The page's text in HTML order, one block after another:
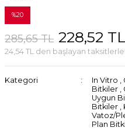
%20
285,65 TL 228,52 TL
24,54 TL den başlayan taksitlerle!
Kategori In Vitro
Bitkiler
Uygun
Bitkiler
Vatoz/
Plan